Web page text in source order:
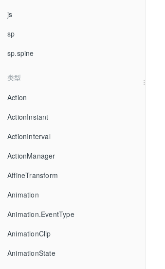
js
sp
sp.spine
类型
Action
ActionInstant
ActionInterval
ActionManager
AffineTransform
Animation
Animation.EventType
AnimationClip
AnimationState